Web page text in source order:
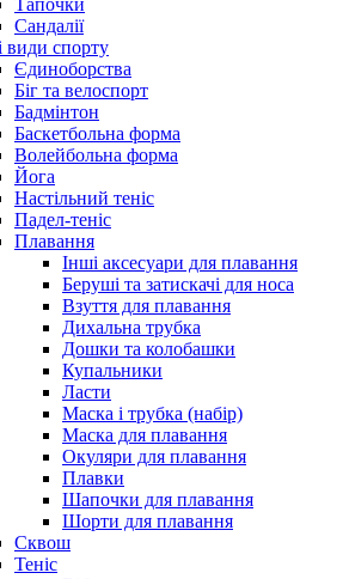
Тапочки
Сандалії
види спорту
Єдиноборства
Біг та велоспорт
Бадмінтон
Баскетбольна форма
Волейбольна форма
Йога
Настільний теніс
Падел-теніс
Плавання
Інші аксесуари для плавання
Беруші та затискачі для носа
Взуття для плавання
Дихальна трубка
Дошки та колобашки
Купальники
Ласти
Маска і трубка (набір)
Маска для плавання
Окуляри для плавання
Плавки
Шапочки для плавання
Шорти для плавання
Сквош
Теніс